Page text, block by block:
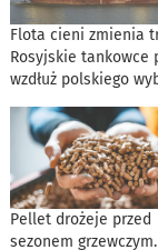
Flota cieni zmienia
Rosyjskie tankowce
wzdłuż polskiego
Pellet drożeje przed
sezonem